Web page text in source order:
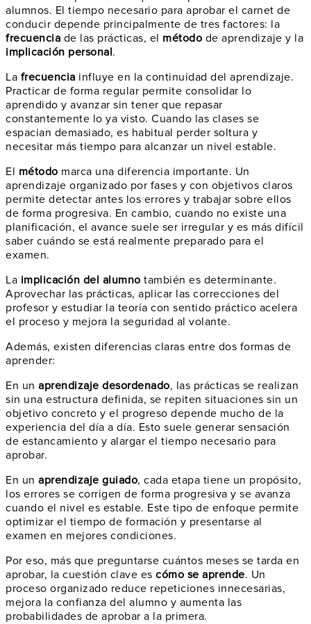
alumnos. El tiempo necesario para aprobar el carnet de
conducir depende principalmente de tres factores: la
frecuencia de las prácticas, el método de aprendizaje y la
implicación personal.
La frecuencia influye en la continuidad del aprendizaje.
Practicar de forma regular permite consolidar lo
aprendido y avanzar sin tener que repasar
constantemente lo ya visto. Cuando las clases se
espacian demasiado, es habitual perder soltura y
necesitar más tiempo para alcanzar un nivel estable.
El método marca una diferencia importante. Un
aprendizaje organizado por fases y con objetivos claros
permite detectar antes los errores y trabajar sobre ellos
de forma progresiva. En cambio, cuando no existe una
planificación, el avance suele ser irregular y es más difícil
saber cuándo se está realmente preparado para el
examen.
La implicación del alumno también es determinante.
Aprovechar las prácticas, aplicar las correcciones del
profesor y estudiar la teoría con sentido práctico acelera
el proceso y mejora la seguridad al volante.
Además, existen diferencias claras entre dos formas de
aprender:
En un aprendizaje desordenado, las prácticas se realizan
sin una estructura definida, se repiten situaciones sin un
objetivo concreto y el progreso depende mucho de la
experiencia del día a día. Esto suele generar sensación
de estancamiento y alargar el tiempo necesario para
aprobar.
En un aprendizaje guiado, cada etapa tiene un propósito,
los errores se corrigen de forma progresiva y se avanza
cuando el nivel es estable. Este tipo de enfoque permite
optimizar el tiempo de formación y presentarse al
examen en mejores condiciones.
Por eso, más que preguntarse cuántos meses se tarda en
aprobar, la cuestión clave es cómo se aprende. Un
proceso organizado reduce repeticiones innecesarias,
mejora la confianza del alumno y aumenta las
probabilidades de aprobar a la primera.